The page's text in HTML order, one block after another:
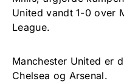
United vandt 1-0 over
League.
Manchester United er
Chelsea og Arsenal.